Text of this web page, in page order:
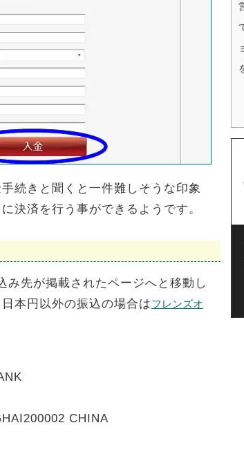
続きと聞くと一件難しそうな印象
決済を行う事ができるようです。
先が掲載されたページへと移動し
本円以外の振込の場合はフレンズオ
CHINA